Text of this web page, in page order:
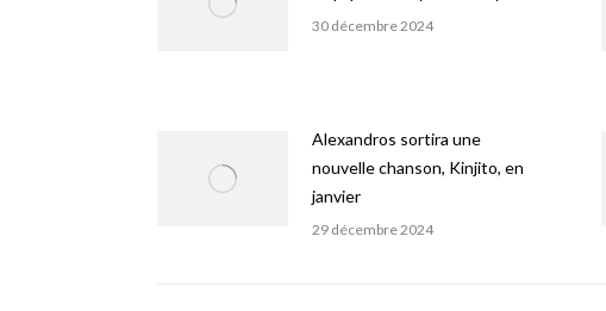
30 décembre 2024
Alexandros sortira une
nouvelle chanson, Kinjito, en
janvier
29 décembre 2024